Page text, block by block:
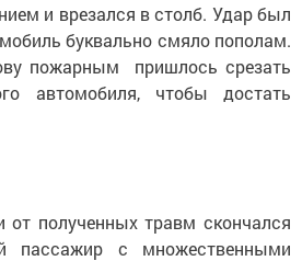
и врезался в столб. Удар был
буквально смяло пополам.
пожарным пришлось срезать
автомобиля, чтобы достать
от полученных травм скончался
пассажир с множественными